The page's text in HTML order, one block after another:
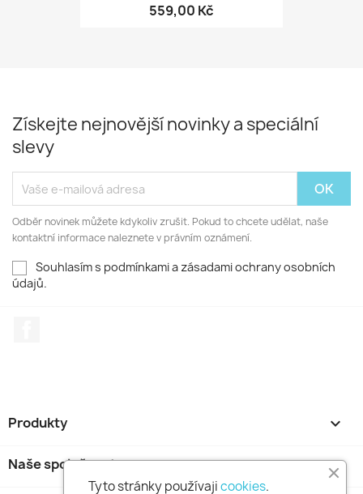
559,00 Kč
Získejte nejnovější novinky a speciální
slevy
Odběr novinek můžete kdykoliv zrušit. Pokud to chcete udělat, naše
kontaktní informace naleznete v právním oznámení.
Souhlasím s podmínkami a zásadami ochrany osobních
údajů.
Produkty 
Naše společnost 
Tyto stránky používajicookies.